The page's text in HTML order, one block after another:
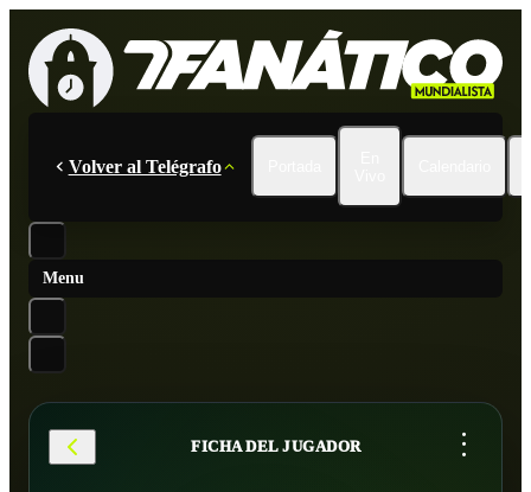
Volver al Telégrafo
Menu
FICHA DEL JUGADOR ...